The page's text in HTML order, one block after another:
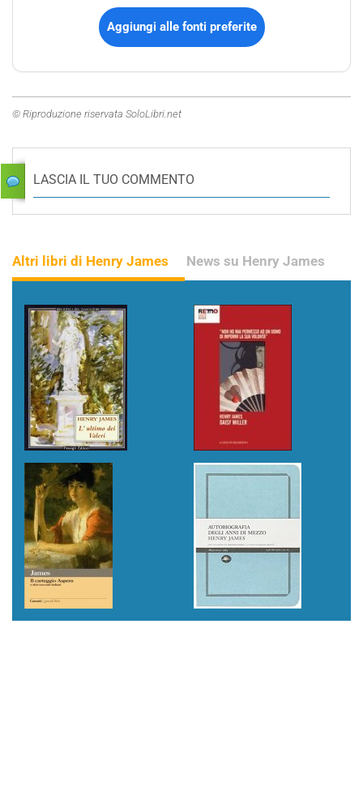
Aggiungi alle fonti preferite
© Riproduzione riservata SoloLibri.net
LASCIA IL TUO COMMENTO
Altri libri di Henry James News su Henry James